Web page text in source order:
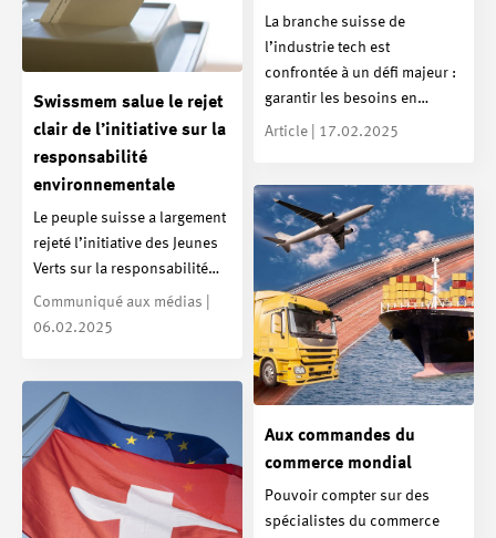
La branche suisse de
l’industrie tech est
confrontée à un défi majeur :
garantir les besoins en…
Article | 17.02.2025
Swissmem salue le rejet
clair de l’initiative sur la
responsabilité
environnementale
Le peuple suisse a largement
rejeté l’initiative des Jeunes
Verts sur la responsabilité…
Communiqué aux médias |
06.02.2025
Aux commandes du
commerce mondial
Pouvoir compter sur des
spécialistes du commerce